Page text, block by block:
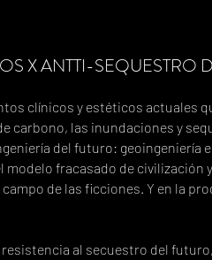
X ANTTI-SEQUESTRO
clínicos y estéticos actuales
carbono, las inundaciones y
del futuro: geoingeniería
modelo fracasado de civilización
de las ficciones. Y en la
al secuestro del